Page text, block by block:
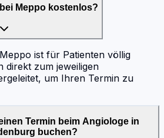
Meppo kostenlos?
ist für Patienten völlig
direkt zum jeweiligen
um Ihren Termin zu
Termin beim Angiologe in
buchen?